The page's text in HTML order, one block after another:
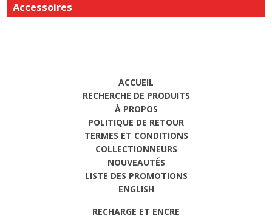
Accessoires
ACCUEIL
RECHERCHE DE PRODUITS
À PROPOS
POLITIQUE DE RETOUR
TERMES ET CONDITIONS
COLLECTIONNEURS
NOUVEAUTÉS
LISTE DES PROMOTIONS
ENGLISH
RECHARGE ET ENCRE